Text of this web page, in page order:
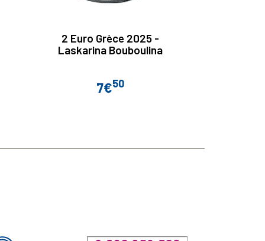
2 Euro Grèce 2025 -
Laskarina Bouboulina
Prix
7€50